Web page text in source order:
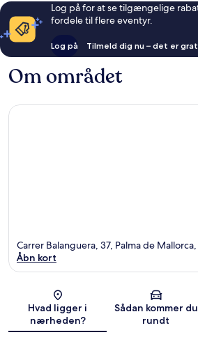
Log på for at se tilgængelige
fordele til flere eventyr.
Log på Tilmeld dig nu – det er
Om området
Kort
Carrer Balanguera, 37, Palma de Mallorca,
Åbn kort
Hvad ligger i
nærheden?
Sådan kommer du
rundt